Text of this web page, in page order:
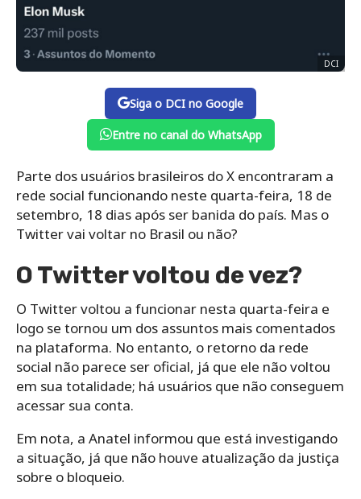
DCI
Siga o DCI no Google
Entre no canal do WhatsApp
Parte dos usuários brasileiros do X encontraram a
rede social funcionando neste quarta-feira, 18 de
setembro, 18 dias após ser banida do país. Mas o
Twitter vai voltar no Brasil ou não?
O Twitter voltou de vez?
O Twitter voltou a funcionar nesta quarta-feira e
logo se tornou um dos assuntos mais comentados
na plataforma. No entanto, o retorno da rede
social não parece ser oficial, já que ele não voltou
em sua totalidade; há usuários que não conseguem
acessar sua conta.
Em nota, a Anatel informou que está investigando
a situação, já que não houve atualização da justiça
sobre o bloqueio.